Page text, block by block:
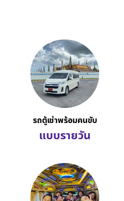
รถตู้เช่าพร้อมคนขับ
แบบรายวัน